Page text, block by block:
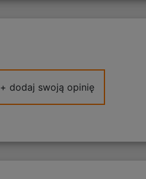
+ dodaj swoją opinię